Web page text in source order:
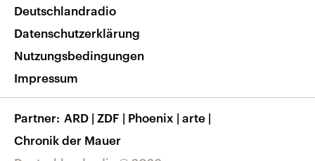
Nachrichten App
Frequenzen
Veranstaltungen
Musikliste
RSS
Barrierefreiheit
Deutschlandradio
Datenschutzerklärung
Nutzungsbedingungen
Impressum
Partner ARD | ZDF | Phoenix | arte |
Chronik der Mauer